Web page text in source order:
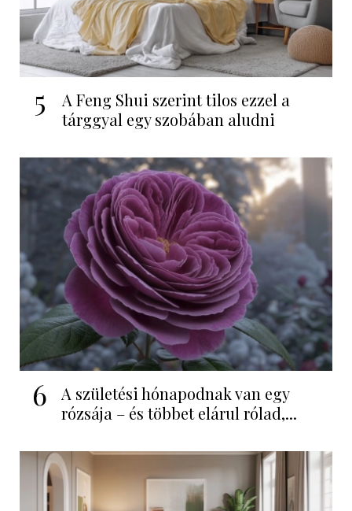
5
A Feng Shui szerint tilos ezzel a
tárggyal egy szobában aludni
6
A születési hónapodnak van egy
rózsája – és többet elárul rólad,...